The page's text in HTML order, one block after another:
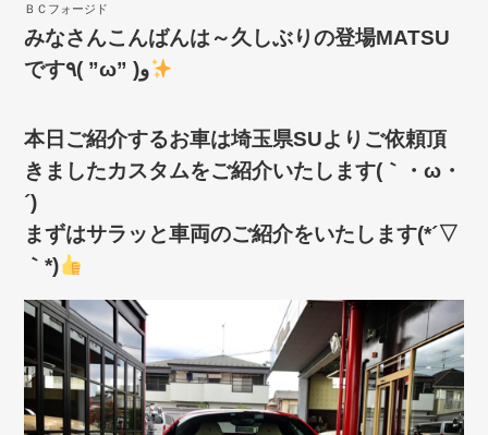
ＢＣフォージド
みなさんこんばんは～久しぶりの登場MATSU
です٩( ”ω” )و
本日ご紹介するお車は埼玉県SUよりご依頼頂
きましたカスタムをご紹介いたします(｀・ω・
´)ゞ
まずはサラッと車両のご紹介をいたします(*´▽
｀*)